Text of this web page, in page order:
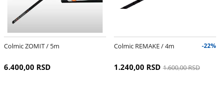
Colmic ZOMIT / 5m
6.400,00 RSD
Colmic REMAKE / 4m -22%
1.240,00 RSD 1.600,00 RSD